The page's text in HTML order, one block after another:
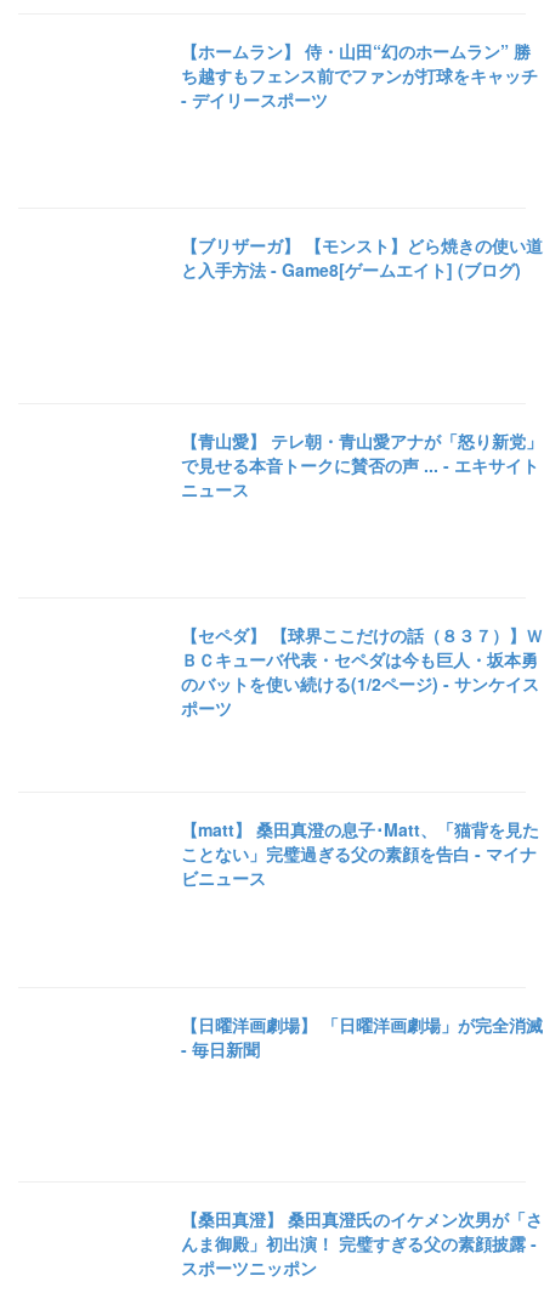
【ホームラン】 侍・山田“幻のホームラン” 勝
ち越すもフェンス前でファンが打球をキャッチ
- デイリースポーツ
【ブリザーガ】 【モンスト】どら焼きの使い道
と入手方法 - Game8[ゲームエイト] (ブログ)
【青山愛】 テレ朝・青山愛アナが「怒り新党」
で見せる本音トークに賛否の声 ... - エキサイト
ニュース
【セペダ】 【球界ここだけの話（８３７）】Ｗ
ＢＣキューバ代表・セペダは今も巨人・坂本勇
のバットを使い続ける(1/2ページ) - サンケイス
ポーツ
【matt】 桑田真澄の息子･Matt、「猫背を見た
ことない」完璧過ぎる父の素顔を告白 - マイナ
ビニュース
【日曜洋画劇場】 「日曜洋画劇場」が完全消滅
- 毎日新聞
【桑田真澄】 桑田真澄氏のイケメン次男が「さ
んま御殿」初出演！ 完璧すぎる父の素顔披露 -
スポーツニッポン